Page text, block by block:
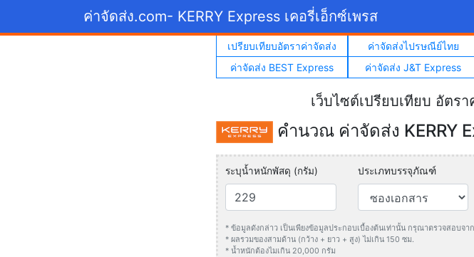
ค่าจัดส่ง.com- KERRY Express เคอรี่เอ็กซ์เพรส
เปรียบเทียบอัตราค่าจัดส่ง ค่าจัดส่งไปรษณีย์ไทย
ค่าจัดส่ง BEST Express
ค่าจัดส่ง J&T Express
เว็บไซต์เปรียบเทียบ อัตร
คำนวณ ค่าจัดส่ง KERRY
ระบุน้ำหนักพัสดุ (กรัม) ประเภทบรรจุภัณฑ์
* ข้อมูลดังกล่าว เป็นเพียงข้อมูลประกอบเบื้องต้นเท่านั้น กรุณาตรวจสอบจา
* ผลรวมของสามด้าน (กว้าง + ยาว + สูง) ไม่เกิน 150 ซม.
* น้ำหนักต้องไมเกิน 20,000 กรัม